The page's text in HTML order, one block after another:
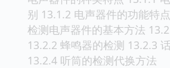
别 13.1.2 电声器件的功能特
检测电声器件的基本方法
13.2.2 蜂鸣器的检测 13.2.3
13.2.4 听筒的检测代换方法